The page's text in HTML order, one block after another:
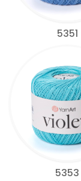
5351
5353